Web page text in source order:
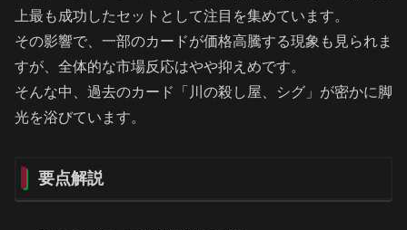
上最も成功したセットとして注目を集めています。
その影響で、一部のカードが価格高騰する現象も見られま
すが、全体的な市場反応はやや抑えめです。
そんな中、過去のカード「川の殺し屋、シグ」が密かに脚
光を浴びています。
要点解説